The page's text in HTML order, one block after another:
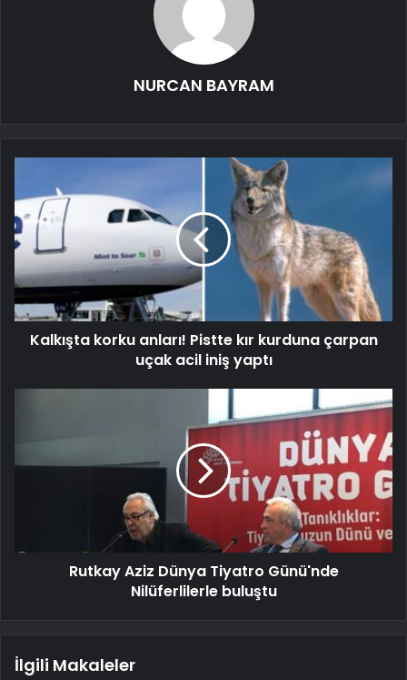
NURCAN BAYRAM
Kalkışta korku anları! Pistte kır kurduna çarpan
uçak acil iniş yaptı
Rutkay Aziz Dünya Tiyatro Günü'nde
Nilüferlilerle buluştu
İlgili Makaleler